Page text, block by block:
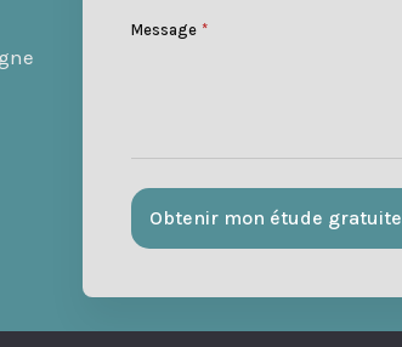
Message *
Obtenir mon étude gratuite